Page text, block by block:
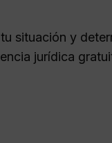
situación y
jurídica